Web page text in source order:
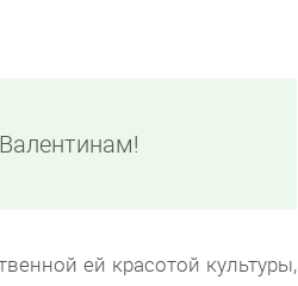
ей красотой культуры,